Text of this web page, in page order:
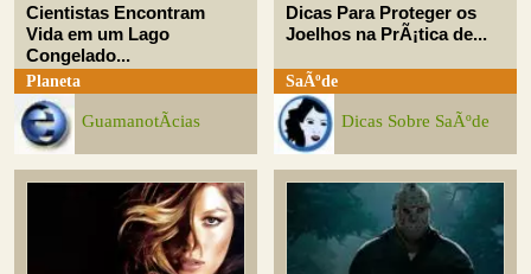
Cientistas Encontram
Vida em um Lago
Congelado...
Planeta
GuamanotÃ­cias
Dicas Para Proteger os
Joelhos na PrÃ¡tica de...
SaÃºde
Dicas Sobre SaÃºde